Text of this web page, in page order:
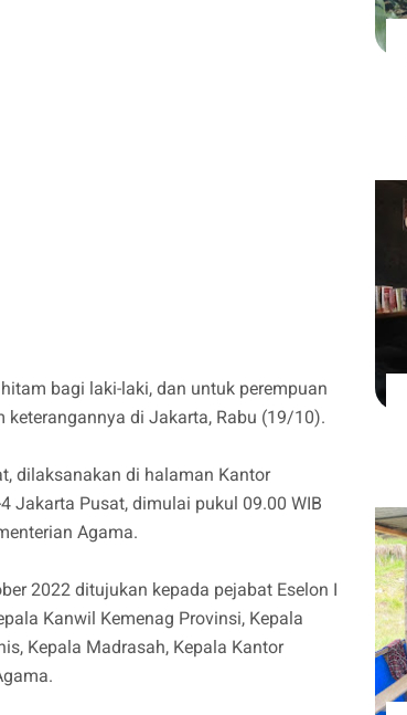
bagi laki-laki, dan untuk perempuan
keterangannya di Jakarta, Rabu (19/10).
dilaksanakan di halaman Kantor
Jakarta Pusat, dimulai pukul 09.00 WIB
Agama.
2022 ditujukan kepada pejabat Eselon I
Kanwil Kemenag Provinsi, Kepala
Kepala Madrasah, Kepala Kantor